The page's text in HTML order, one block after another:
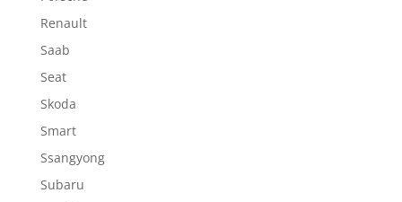
Renault
Saab
Seat
Skoda
Smart
Ssangyong
Subaru